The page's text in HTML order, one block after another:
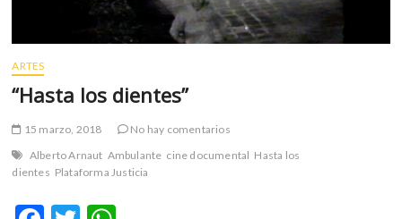
ARTES
“Hasta los dientes”
15 marzo, 2018
No hay comentarios
Alberto Arnaut Ambulante cine documental Hasta los
dientes Plataforma Justicia